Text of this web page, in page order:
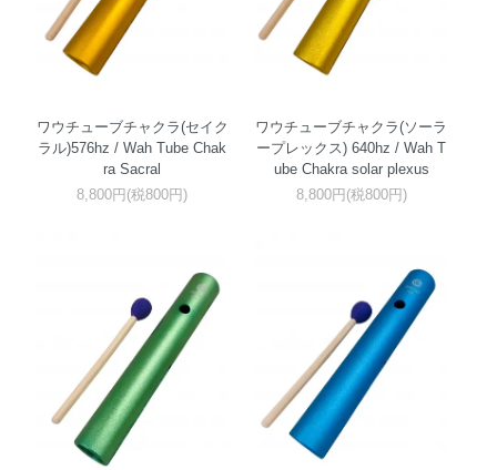
ワウチューブチャクラ(セイク
ラル)576hz / Wah Tube Chak
ra Sacral
8,800円(税800円)
ワウチューブチャクラ(ソーラ
ープレックス) 640hz / Wah T
ube Chakra solar plexus
8,800円(税800円)